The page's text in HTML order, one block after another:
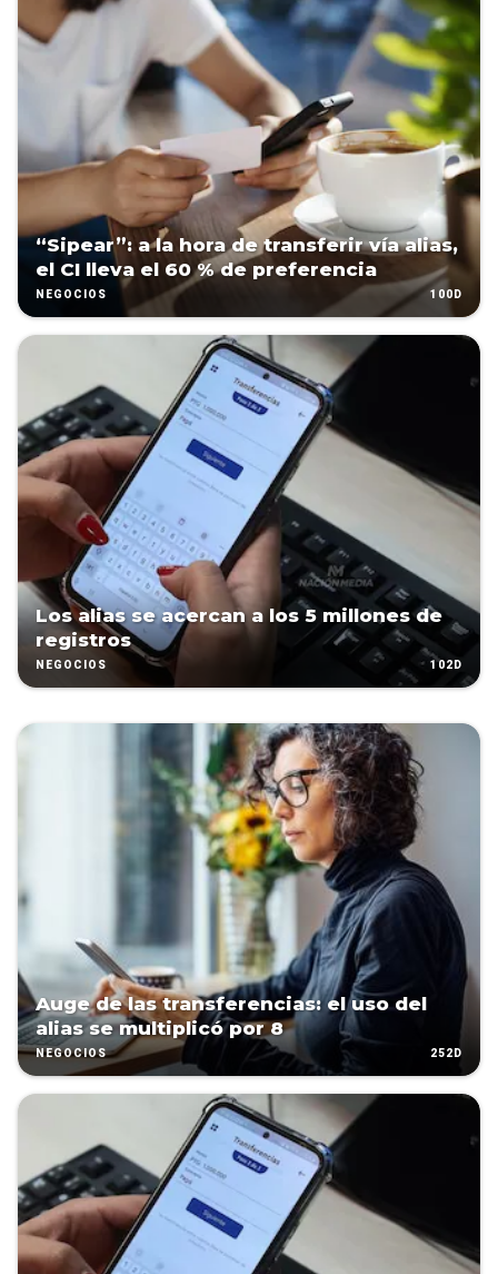
“Sipear”: a la hora de transferir vía alias,
el CI lleva el 60 % de preferencia
NEGOCIOS 100D
Los alias se acercan a los 5 millones de
registros
NEGOCIOS 102D
Auge de las transferencias: el uso del
alias se multiplicó por 8
NEGOCIOS 252D